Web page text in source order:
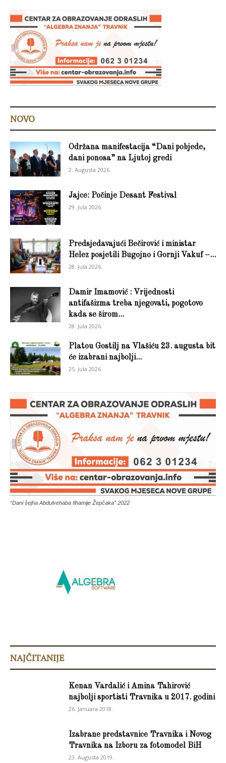
NOVO
Održana manifestacija “Dani pobjede,
dani ponosa” na Ljutoj gredi
2. Augusta 2026.
Jajce: Počinje Desant Festival
29. Jula 2026.
Predsjedavajući Bečirović i ministar
Helez posjetili Bugojno i Gornji Vakuf –...
28. Jula 2026.
Damir Imamović : Vrijednosti
antifašizma treba njegovati, pogotovo
kada se širom...
28. Jula 2026.
Platou Gostilj na Vlašiću 23. augusta bit
će izabrani najbolji...
25. Jula 2026.
“Dani šejha Abdulvehaba Ilhamije Žepčaka” 2022
NAJČITANIJE
Kenan Vardalić i Amina Tahirović
najbolji sportisti Travnika u 2017. godini
26. Januara 2018.
Izabrane predstavnice Travnika i Novog
Travnika na Izboru za fotomodel BiH
23. Augusta 2019.